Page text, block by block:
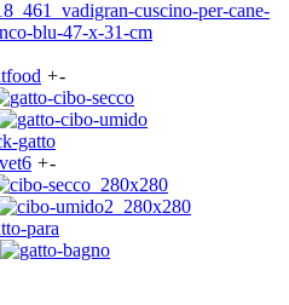
+-
+-